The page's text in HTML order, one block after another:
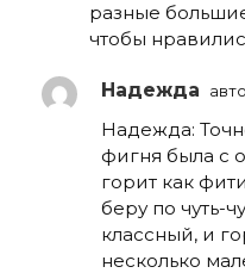
разные
чтобы
Надежда
Надежда:
фигня была с
горит как
беру по чуть-
классный, и
несколько